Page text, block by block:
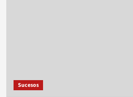
Sucesos